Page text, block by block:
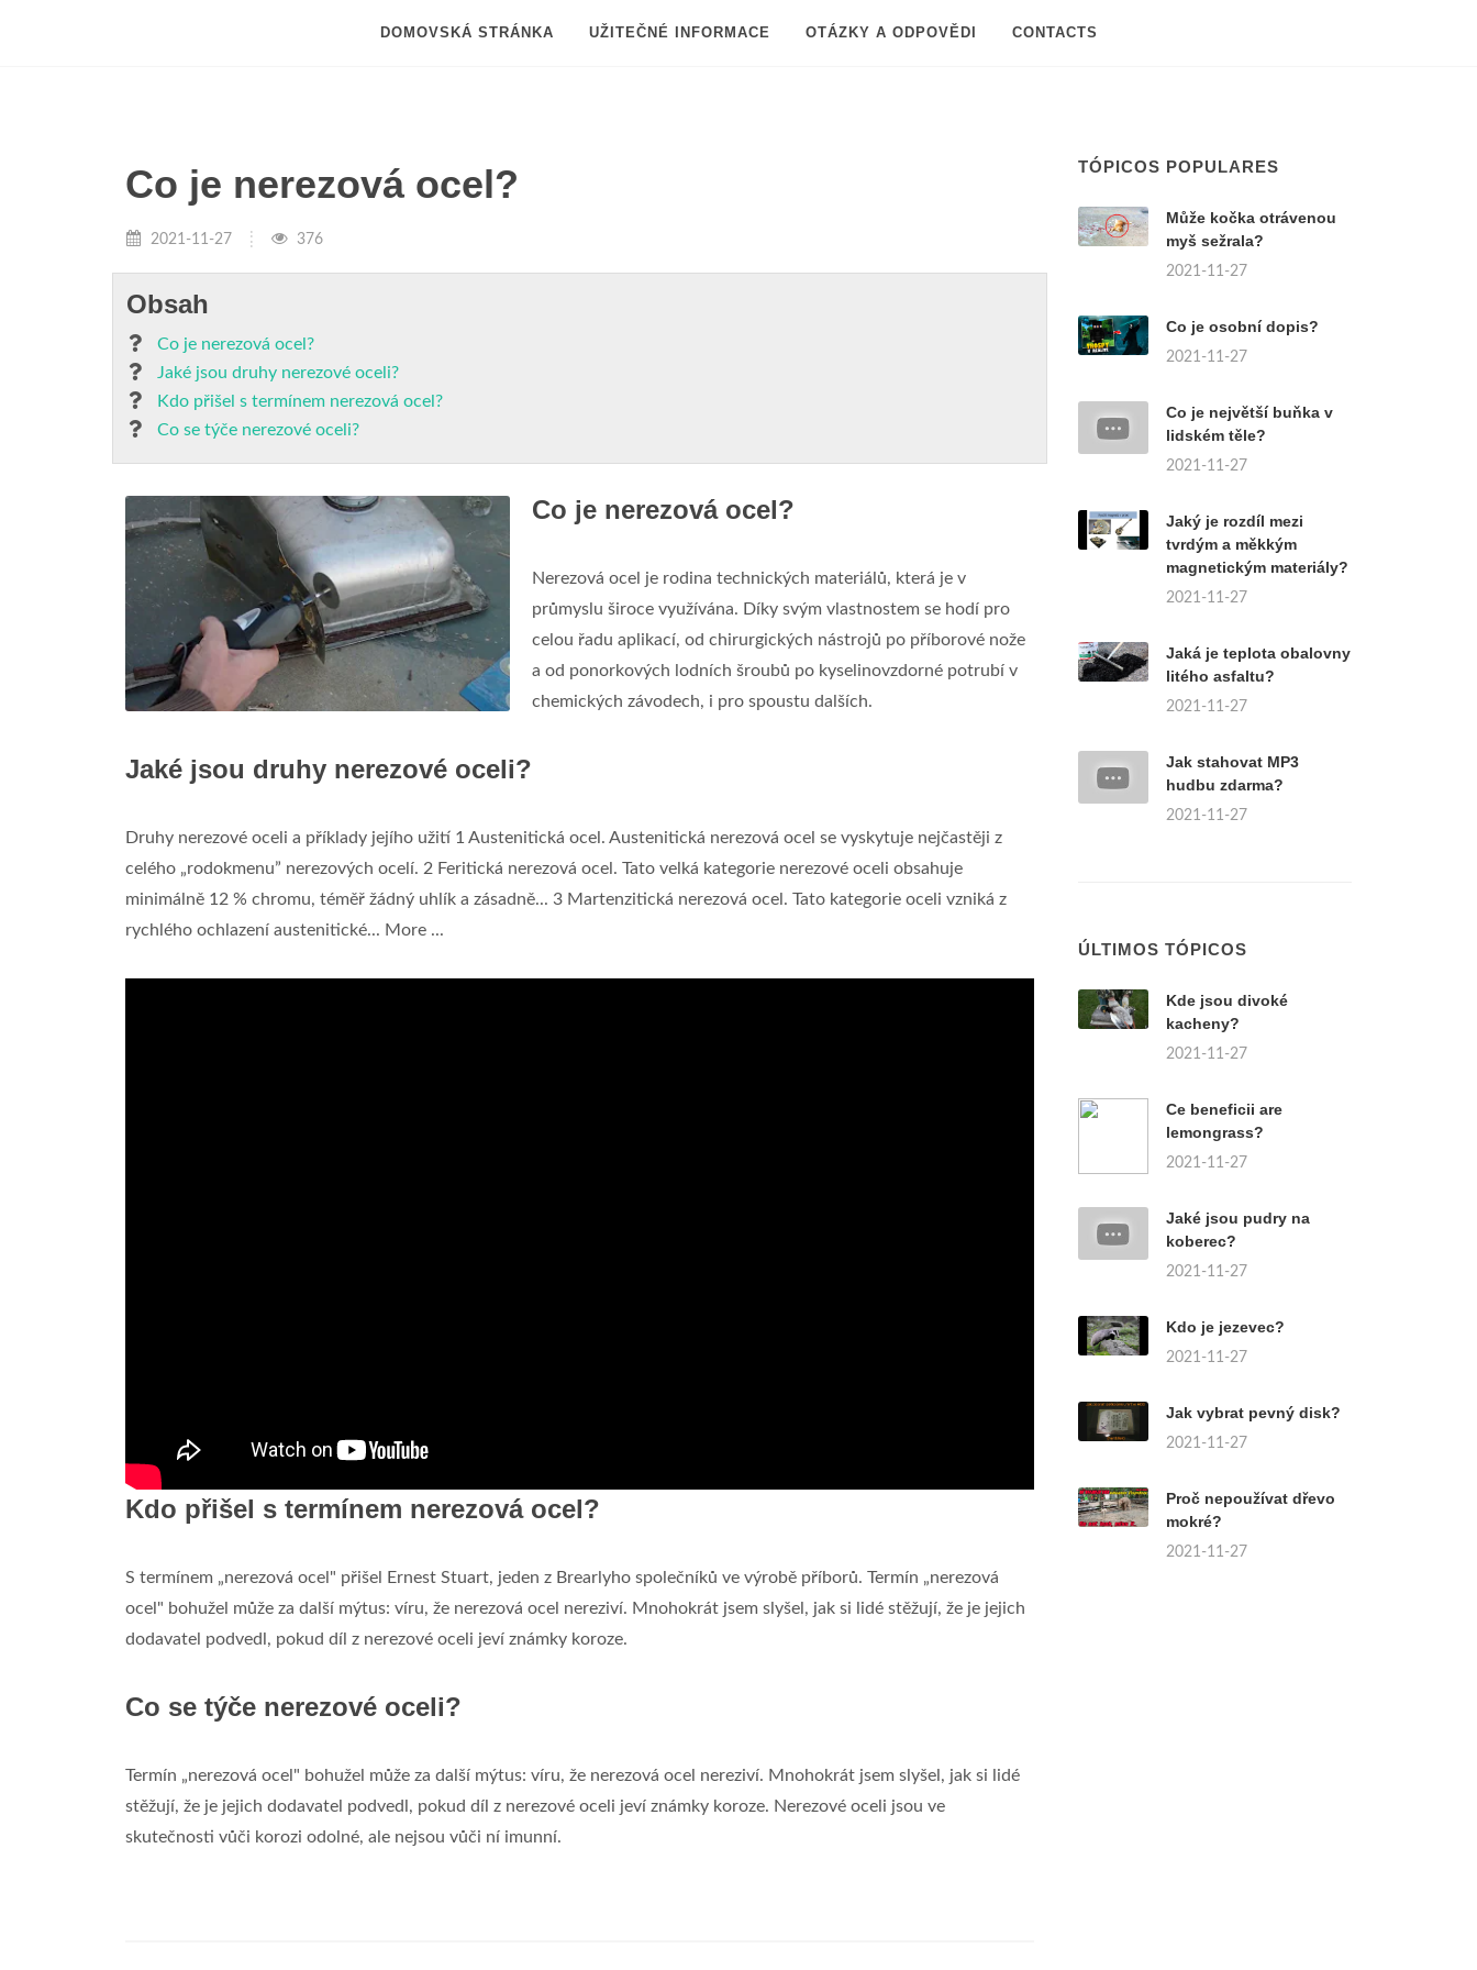
DOMOVSKÁ STRÁNKA UŽITEČNÉ INFORMACE OTÁZKY A ODPOVĚDI CONTACTS
Co je nerezová ocel?
2021-11-27 376
Obsah
Co je nerezová ocel?
Jaké jsou druhy nerezové oceli?
Kdo přišel s termínem nerezová ocel?
Co se týče nerezové oceli?
Co je nerezová ocel?
Nerezová ocel je rodina technických materiálů, která je v
průmyslu široce využívána. Díky svým vlastnostem se hodí pro
celou řadu aplikací, od chirurgických nástrojů po příborové nože
a od ponorkových lodních šroubů po kyselinovzdorné potrubí v
chemických závodech, i pro spoustu dalších.
Jaké jsou druhy nerezové oceli?
Druhy nerezové oceli a příklady jejího užití 1 Austenitická ocel. Austenitická nerezová ocel se vyskytuje nejčastěji z
celého „rodokmenu” nerezových ocelí. 2 Feritická nerezová ocel. Tato velká kategorie nerezové oceli obsahuje
minimálně 12 % chromu, téměř žádný uhlík a zásadně... 3 Martenzitická nerezová ocel. Tato kategorie oceli vzniká z
rychlého ochlazení austenitické... More ...
Kdo přišel s termínem nerezová ocel?
S termínem „nerezová ocel" přišel Ernest Stuart, jeden z Brearlyho společníků ve výrobě příborů. Termín „nerezová
ocel" bohužel může za další mýtus: víru, že nerezová ocel nereziví. Mnohokrát jsem slyšel, jak si lidé stěžují, že je jejich
dodavatel podvedl, pokud díl z nerezové oceli jeví známky koroze.
Co se týče nerezové oceli?
Termín „nerezová ocel" bohužel může za další mýtus: víru, že nerezová ocel nereziví. Mnohokrát jsem slyšel, jak si lidé
stěžují, že je jejich dodavatel podvedl, pokud díl z nerezové oceli jeví známky koroze. Nerezové oceli jsou ve
skutečnosti vůči korozi odolné, ale nejsou vůči ní imunní.
TÓPICOS POPULARES
Může kočka otrávenou
myš sežrala?
2021-11-27
Co je osobní dopis?
2021-11-27
Co je největší buňka v
lidském těle?
2021-11-27
Jaký je rozdíl mezi
tvrdým a měkkým
magnetickým materiály?
2021-11-27
Jaká je teplota obalovny
litého asfaltu?
2021-11-27
Jak stahovat MP3
hudbu zdarma?
2021-11-27
ÚLTIMOS TÓPICOS
Kde jsou divoké
kacheny?
2021-11-27
Ce beneficii are
lemongrass?
2021-11-27
Jaké jsou pudry na
koberec?
2021-11-27
Kdo je jezevec?
2021-11-27
Jak vybrat pevný disk?
2021-11-27
Proč nepoužívat dřevo
mokré?
2021-11-27